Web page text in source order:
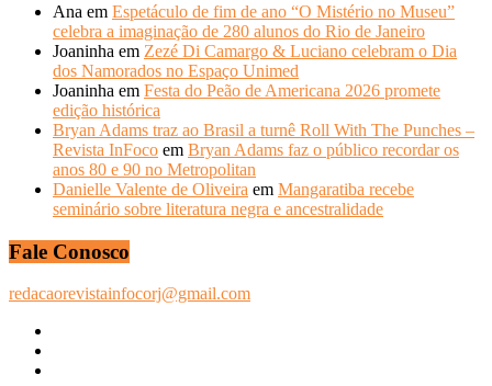
Ana em Espetáculo de fim de ano “O Mistério no Museu”
celebra a imaginação de 280 alunos do Rio de Janeiro
Joaninha em Zezé Di Camargo & Luciano celebram o Dia
dos Namorados no Espaço Unimed
Joaninha em Festa do Peão de Americana 2026 promete
edição histórica
Bryan Adams traz ao Brasil a turnê Roll With The Punches –
Revista InFoco em Bryan Adams faz o público recordar os
anos 80 e 90 no Metropolitan
Danielle Valente de Oliveira em Mangaratiba recebe
seminário sobre literatura negra e ancestralidade
Fale Conosco
redacaorevistainfocorj@gmail.com